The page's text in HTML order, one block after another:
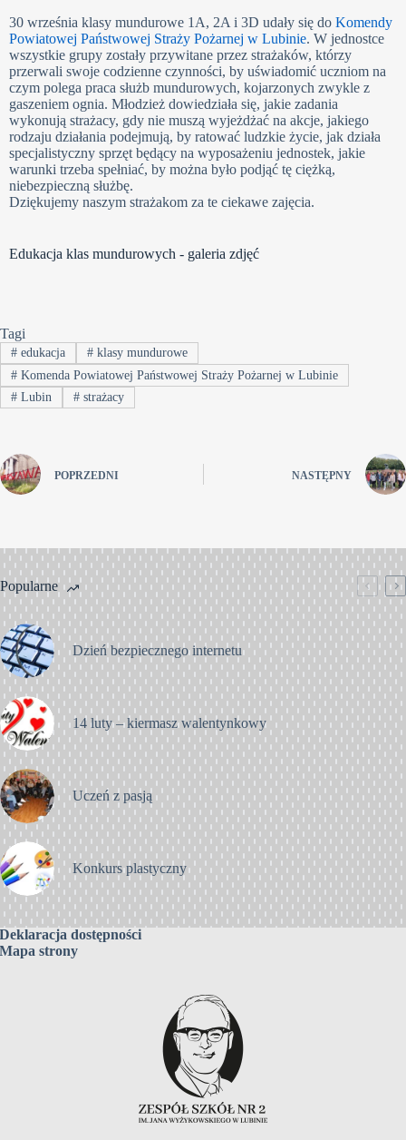
30 września klasy mundurowe 1A, 2A i 3D udały się do Komendy
Powiatowej Państwowej Straży Pożarnej w Lubinie. W jednostce
wszystkie grupy zostały przywitane przez strażaków, którzy
przerwali swoje codzienne czynności, by uświadomić uczniom na
czym polega praca służb mundurowych, kojarzonych zwykle z
gaszeniem ognia. Młodzież dowiedziała się, jakie zadania
wykonują strażacy, gdy nie muszą wyjeżdżać na akcje, jakiego
rodzaju działania podejmują, by ratować ludzkie życie, jak działa
specjalistyczny sprzęt będący na wyposażeniu jednostek, jakie
warunki trzeba spełniać, by można było podjąć tę ciężką,
niebezpieczną służbę.
Dziękujemy naszym strażakom za te ciekawe zajęcia.
Edukacja klas mundurowych - galeria zdjęć
Tagi
#edukacja #klasy mundurowe
#Komenda Powiatowej Państwowej Straży Pożarnej w Lubinie
#Lubin #strażacy
POPRZEDNI NASTĘPNY
Popularne
Dzień bezpiecznego internetu
14 luty – kiermasz walentynkowy
Uczeń z pasją
Konkurs plastyczny
Deklaracja dostępności
Mapa strony